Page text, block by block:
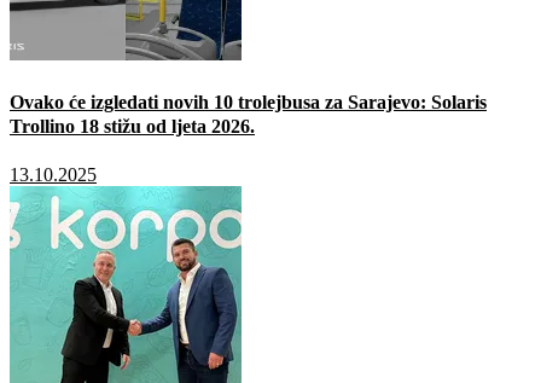
Ovako će izgledati novih 10 trolejbusa za Sarajevo: Solaris
Trollino 18 stižu od ljeta 2026.
13.10.2025